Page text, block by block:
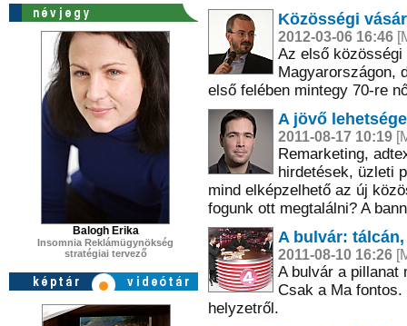
Balogh Erika
Insomnia Reklámügynökség
stratégiai tervező
Közösségi
2012-03-06 16:46
Az első közösségi
Magyarországon,
első felében mintegy 70-re
A jövő
2011-08-17 10:19
Remarketing,
hirdetések, üzleti
mind elképzelhető az új
fogunk ott megtalálni? A
A bulvár:
2011-08-10 16:26
A bulvár a pillanat
Csak a Ma
helyzetről.